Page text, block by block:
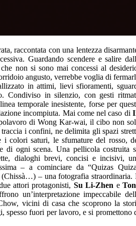
raccontata con una lentezza
Guardando scendere e salire
non si sono mai concessi al
angusto, verrebbe voglia di
in attimi, lievi sfioramenti,
Condiviso in silenzio, con gesti
temporale inesistente, forse per
incompiuta. Mai come nel caso di
di Wong Kar-wai, il cibo non
i confini, ne delimita gli spazi
i colori saturi, le sfumature del rosso,
di ogni scena. Una pellicola costruita
dialoghi brevi, concisi e incisivi,
– a cominciare da “Quizas
– una fotografia straordinaria.
attori protagonisti, Su Li-Zhen e
un’interpretazione impeccabile
vicini di casa che scoprono la
spesso fuori per lavoro, e si promettono